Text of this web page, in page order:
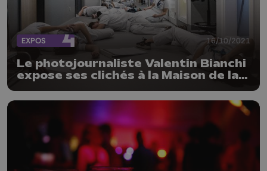
EXPOS 16/10/2021
Le photojournaliste Valentin Bianchi
expose ses clichés à la Maison de la